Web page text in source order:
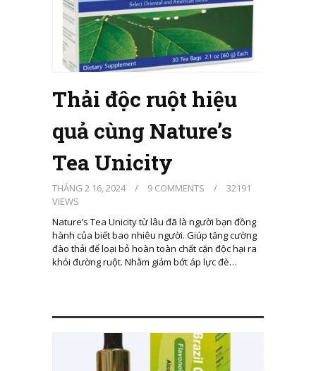
Thải độc ruột hiệu
quả cùng Nature’s
Tea Unicity
THÁNG 2 16, 2024 / 9 COMMENTS /
32191
VIEWS
Nature’s Tea Unicity từ lâu đã là người bạn đồng
hành của biết bao nhiêu người. Giúp tăng cường
đào thải để loại bỏ hoàn toàn chất cặn độc hại ra
khỏi đường ruột. Nhằm giảm bớt áp lực đè…